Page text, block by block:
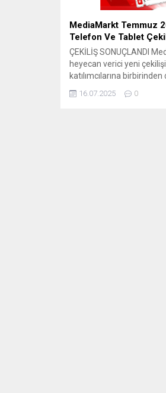
MediaMarkt Temmuz
Telefon Ve Tablet
ÇEKİLİŞ SONUÇLANDI
heyecan verici yeni
katılımcılarına
hediyeler sunuyor! iPhone
iPad Air, AirPods 4 ve
16.07.2025 0